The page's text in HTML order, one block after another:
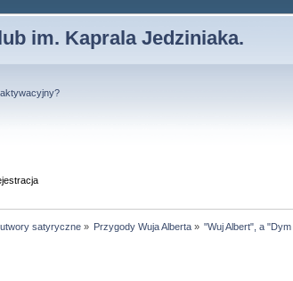
im. Kaprala Jedziniaka.
satyryczne» Przygody Wuja Alberta » "Wuj Albert", a "Dym